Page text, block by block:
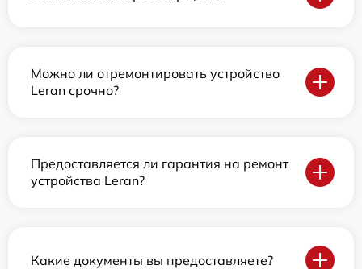
Можно ли отремонтировать устройство
Leran срочно?
Предоставляется ли гарантия на ремонт
устройства Leran?
Какие документы вы предоставляете?